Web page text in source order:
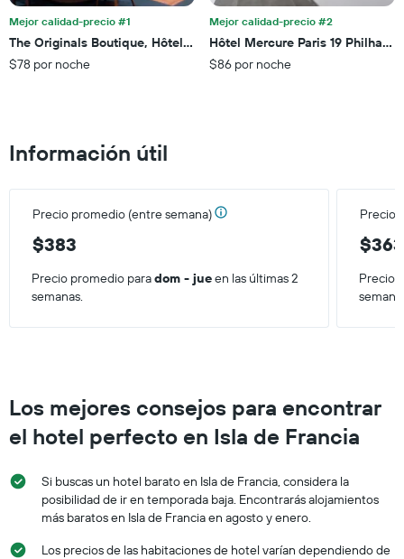
últimos
3 días.
precio
promedio
de
Mejor calidad-precio #1
The Originals Boutique, Hôtel Maison Montmartre Paris Les Puces
$78 por noche
Mejor calidad-precio #2
Hôtel Mercure Paris 19
$86 por noche
Información útil
Precio promedio (entre semana)
$383
Precio
$363
Precio promedio paradom - jueen las últimas 2
semanas.
Precio
Los mejores consejos para encontrar
el hotel perfecto en Isla de Francia
Si buscas un hotel barato en Isla de Francia, considera la
posibilidad de ir en temporada baja. Encontrarás alojamientos
más baratos en Isla de Francia en agosto y enero.
Los precios de las habitaciones de hotel varían dependiendo de